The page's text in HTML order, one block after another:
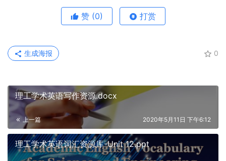
赞 (0) 打赏
0
生成海报
理工学术英语写作资源.docx
上一篇 2020年5月11日 下午6:12
理工学术英语词汇资源库-Unit 12.ppt